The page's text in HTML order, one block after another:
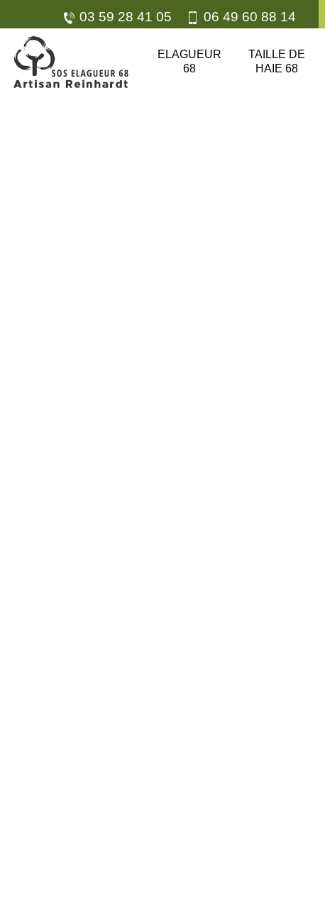
03 59 28 41 05 06 49 60 88 14
ELAGUEUR
68
TAILLE DE
HAIE 68